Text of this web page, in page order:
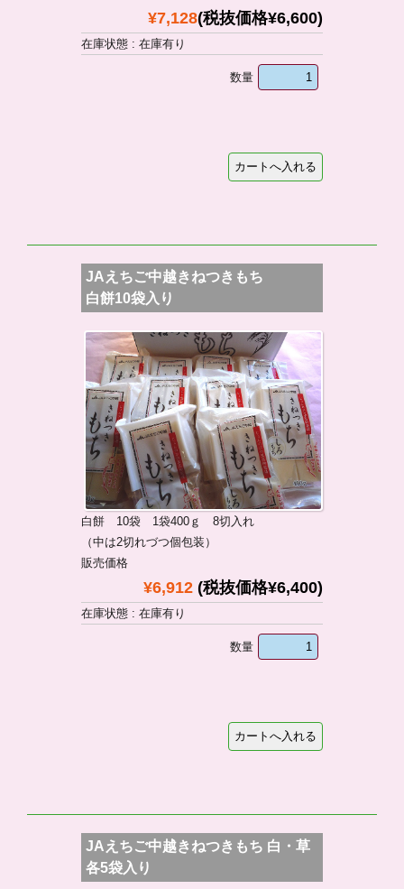
¥7,128(税抜価格¥6,600)
在庫状態 : 在庫有り
数量
JAえちご中越きねつきもち
白餅10袋入り
白餅 10袋 1袋400ｇ 8切入れ
（中は2切れづつ個包装）
販売価格
¥6,912 (税抜価格¥6,400)
在庫状態 : 在庫有り
数量
JAえちご中越きねつきもち 白・草
各5袋入り